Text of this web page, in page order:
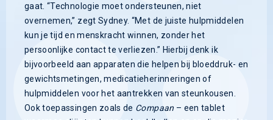
gaat. “Technologie moet ondersteunen, niet
overnemen,” zegt Sydney. “Met de juiste hulpmiddelen
kun je tijd en menskracht winnen, zonder het
persoonlijke contact te verliezen.” Hierbij denk ik
bijvoorbeeld aan apparaten die helpen bij bloeddruk- en
gewichtsmetingen, medicatieherinneringen of
hulpmiddelen voor het aantrekken van steunkousen.
Ook toepassingen zoals de Compaan – een tablet